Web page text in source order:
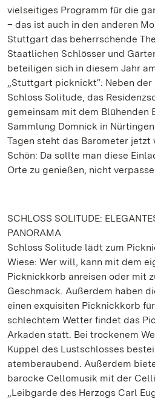
vielseitiges Programm für die
– das ist auch in den anderen
Stuttgart das beherrschende
Staatlichen Schlösser und
beteiligen sich in diesem Jahr
„Stuttgart picknickt“: Neben
Schloss Solitude, das
gemeinsam mit dem Blühenden
Sammlung Domnick in
Tagen steht das Barometer jetzt
Schön: Da sollte man diese
Orte zu genießen, nicht
SCHLOSS SOLITUDE:
PANORAMA
Schloss Solitude lädt zum
Wiese: Wer will, kann mit dem
Picknickkorb anreisen oder mit
Geschmack. Außerdem haben
einen exquisiten Picknickkorb
schlechtem Wetter findet das
Arkaden statt. Bei trockenem
Kuppel des Lustschlosses
atemberaubend. Außerdem
barocke Cellomusik mit der
„Leibgarde des Herzogs Carl